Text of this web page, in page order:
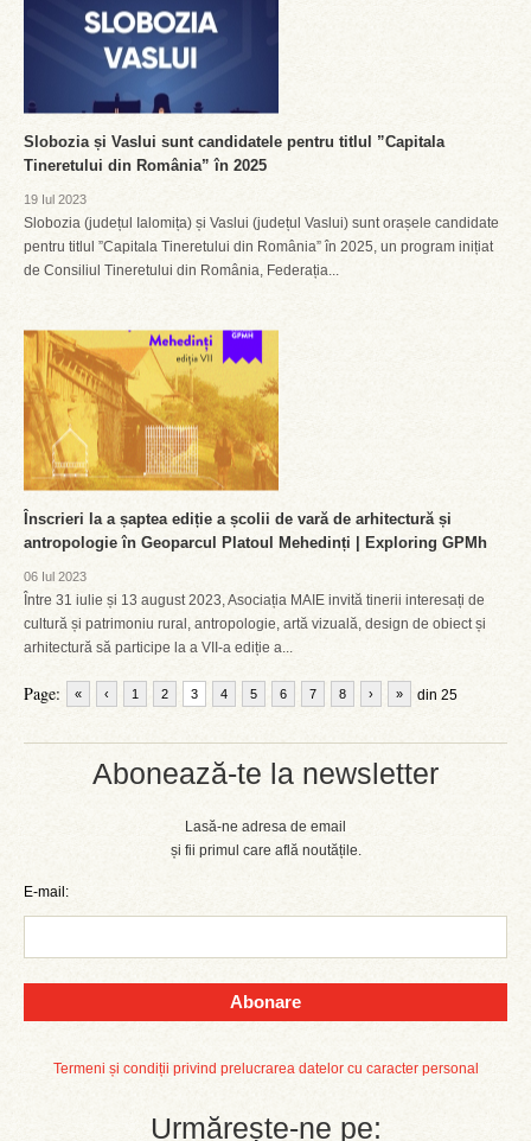
Abonează-te la newsletter
Lasă-ne adresa de email
și fii primul care află noutățile.
E-mail:
Abonare
Termeni și condiții privind prelucrarea datelor cu caracter personal
Urmărește-ne pe:
Slobozia și Vaslui sunt candidatele pentru titlul ”Capitala
Tineretului din România” în 2025
19 Iul 2023
Slobozia (județul Ialomița) și Vaslui (județul Vaslui) sunt orașele candidate
pentru titlul ”Capitala Tineretului din România” în 2025, un program inițiat
de Consiliul Tineretului din România, Federația...
Înscrieri la a șaptea ediție a școlii de vară de arhitectură și
antropologie în Geoparcul Platoul Mehedinți | Exploring GPMh
06 Iul 2023
Între 31 iulie și 13 august 2023, Asociația MAIE invită tinerii interesați de
cultură și patrimoniu rural, antropologie, artă vizuală, design de obiect și
arhitectură să participe la a VII-a ediție a...
Page: « ‹ 1 2 3 4 5 6 7 8 din 25
› »